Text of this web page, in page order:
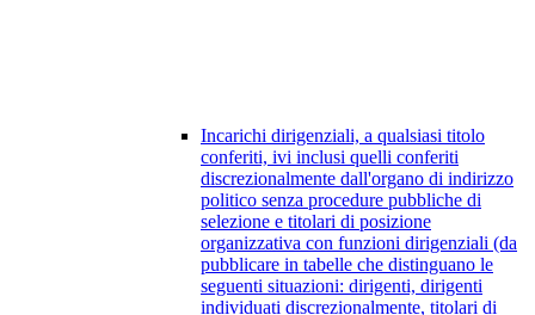
Incarichi dirigenziali, a qualsiasi titolo
conferiti, ivi inclusi quelli conferiti
discrezionalmente dall'organo di indirizzo
politico senza procedure pubbliche di
selezione e titolari di posizione
organizzativa con funzioni dirigenziali (da
pubblicare in tabelle che distinguano le
seguenti situazioni: dirigenti, dirigenti
individuati discrezionalmente, titolari di